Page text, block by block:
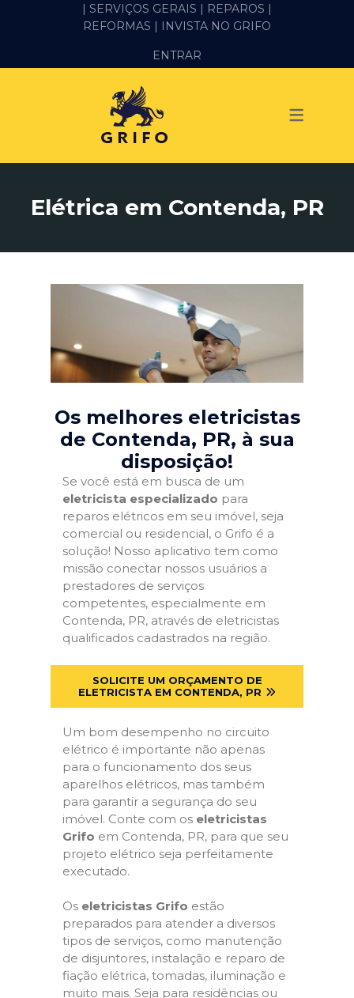
ALVENARIA E PEDREIRO
IMPERMEABILIZAÇÃO
REFORMA
| SERVIÇOS GERAIS | REPAROS |
REFORMAS | INVISTA NO GRIFO
ENTRAR
Elétrica em Contenda, PR
Os melhores eletricistas
de Contenda, PR, à sua
disposição!
Se você está em busca de um
eletricista especializado para
reparos elétricos em seu imóvel, seja
comercial ou residencial, o Grifo é a
solução! Nosso aplicativo tem como
missão conectar nossos usuários a
prestadores de serviços
competentes, especialmente em
Contenda, PR, através de eletricistas
qualificados cadastrados na região.
SOLICITE UM ORÇAMENTO DE
ELETRICISTA EM CONTENDA, PR
Um bom desempenho no circuito
elétrico é importante não apenas
para o funcionamento dos seus
aparelhos elétricos, mas também
para garantir a segurança do seu
imóvel. Conte com os eletricistas
Grifo em Contenda, PR, para que seu
projeto elétrico seja perfeitamente
executado.
Os eletricistas Grifo estão
preparados para atender a diversos
tipos de serviços, como manutenção
de disjuntores, instalação e reparo de
fiação elétrica, tomadas, iluminação e
muito mais. Seja para residências ou